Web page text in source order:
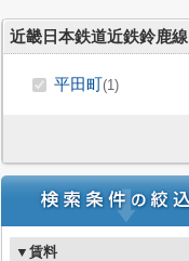
近畿日本鉄道近鉄鈴鹿線
平田町(1)
▼賃料